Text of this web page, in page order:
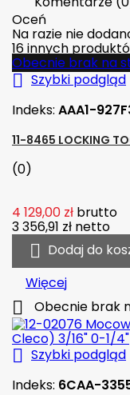
Oceń
Na razie nie
16 innych
Obecnie brak na
 Szybki podgląd
Indeks: AAA1-
11-8465 LOCKING
(0)
4 129,00 zł brutto
3 356,91 zł netto
 Dodaj do
Więcej
 Obecnie brak
 Szybki podgląd
Indeks: 6CAA-